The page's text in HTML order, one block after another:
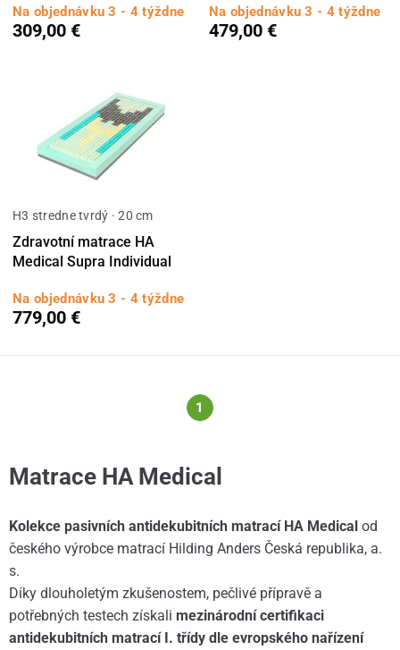
Na objednávku 3 - 4 týždne
309,00 €
Na objednávku 3 - 4 týždne
479,00 €
H3 stredne tvrdý · 20 cm
Zdravotní matrace HA
Medical Supra Individual
Na objednávku 3 - 4 týždne
779,00 €
1
Matrace HA Medical
Kolekce pasivních antidekubitních matrací HA Medical od
českého výrobce matrací Hilding Anders Česká republika, a.
s.
Díky dlouholetým zkušenostem, pečlivé přípravě a
potřebných testech získali mezinárodní certifikaci
antidekubitních matrací I. třídy dle evropského nařízení